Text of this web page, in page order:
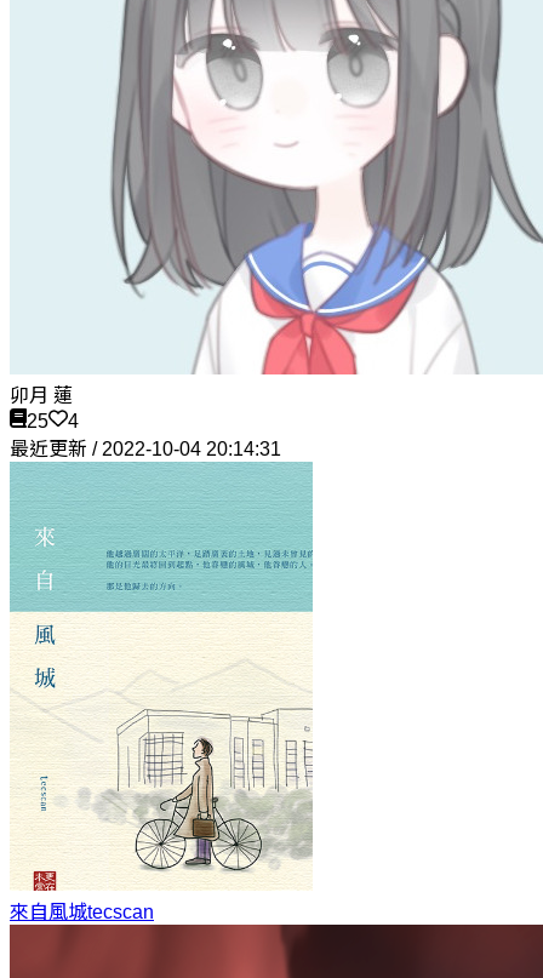
卯月 蓮
25
4
最近更新 / 2022-10-04 20:14:31
來自風城tecscan